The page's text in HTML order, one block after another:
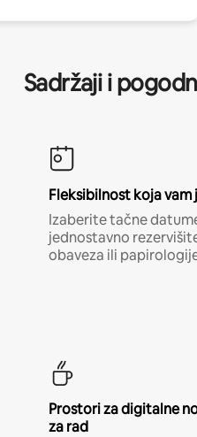
Sadržaji i
Fleksibilnost koja
Izaberite tačne
jednostavno
obaveza ili
Prostori za digitalne
za rad